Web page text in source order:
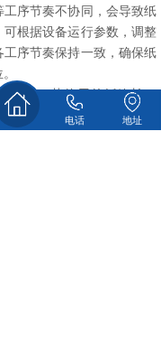
序节奏不协同，会导致纸
根据设备运行参数，调整
序节奏保持一致，确保纸
范围：若使用的纸箱长、
设的适配范围，设备无法正
电话 地址